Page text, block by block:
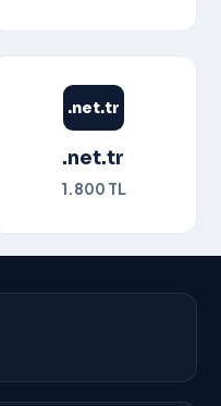
.net.tr
.net.tr
1.800 TL